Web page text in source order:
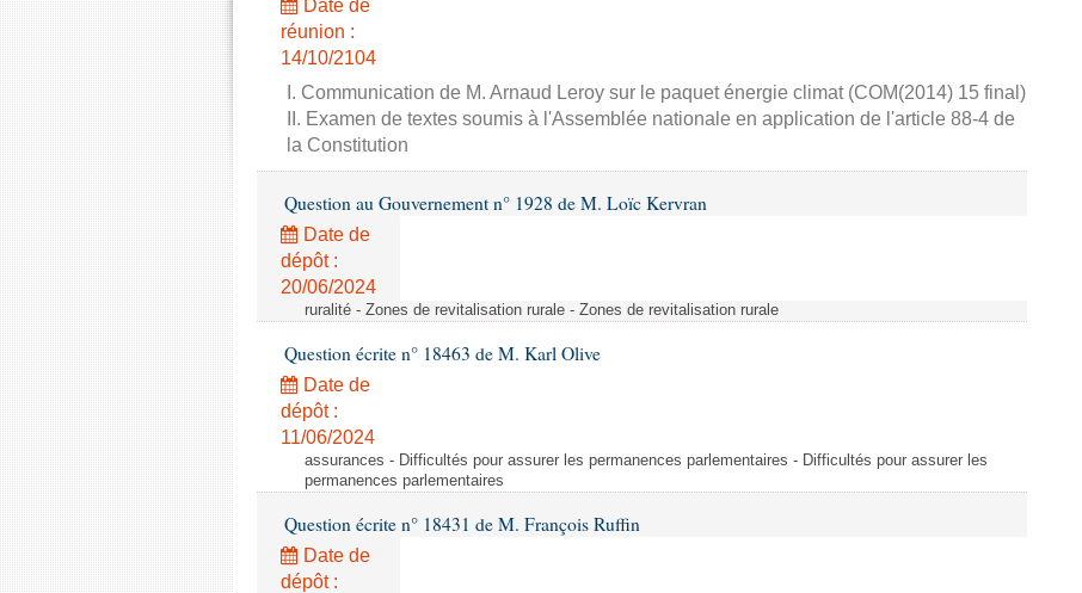
Date de
réunion :
14/10/2104
I. Communication de M. Arnaud Leroy sur le paquet énergie climat (COM(2014) 15 final)
II. Examen de textes soumis à l'Assemblée nationale en application de l'article 88-4 de
la Constitution
Question au Gouvernement n° 1928 de M. Loïc Kervran
Date de
dépôt :
20/06/2024
ruralité - Zones de revitalisation rurale - Zones de revitalisation rurale
Question écrite n° 18463 de M. Karl Olive
Date de
dépôt :
11/06/2024
assurances - Difficultés pour assurer les permanences parlementaires - Difficultés pour assurer les
permanences parlementaires
Question écrite n° 18431 de M. François Ruffin
Date de
dépôt :